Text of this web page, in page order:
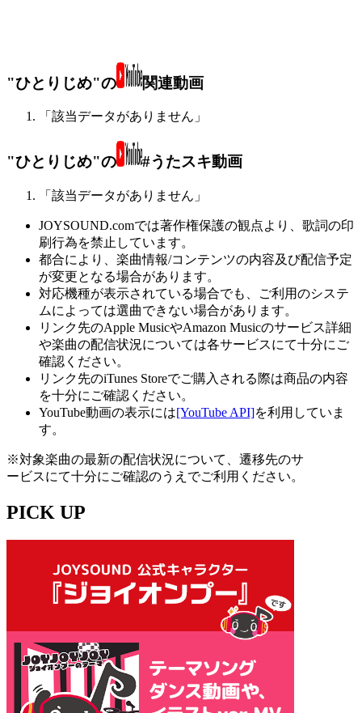
"ひとりじめ"の 関連動画
「該当データがありません」
"ひとりじめ"の #うたスキ動画
「該当データがありません」
JOYSOUND.comでは著作権保護の観点より、歌詞の印
刷行為を禁止しています。
都合により、楽曲情報/コンテンツの内容及び配信予定
が変更となる場合があります。
対応機種が表示されている場合でも、ご利用のシステ
ムによっては選曲できない場合があります。
リンク先のApple MusicやAmazon Musicのサービス詳細
や楽曲の配信状況については各サービスにて十分にご
確認ください。
リンク先のiTunes Storeでご購入される際は商品の内容
を十分にご確認ください。
YouTube動画の表示には[YouTube API]を利用していま
す。
※対象楽曲の最新の配信状況について、遷移先のサ
ービスにて十分にご確認のうえでご利用ください。
PICK UP